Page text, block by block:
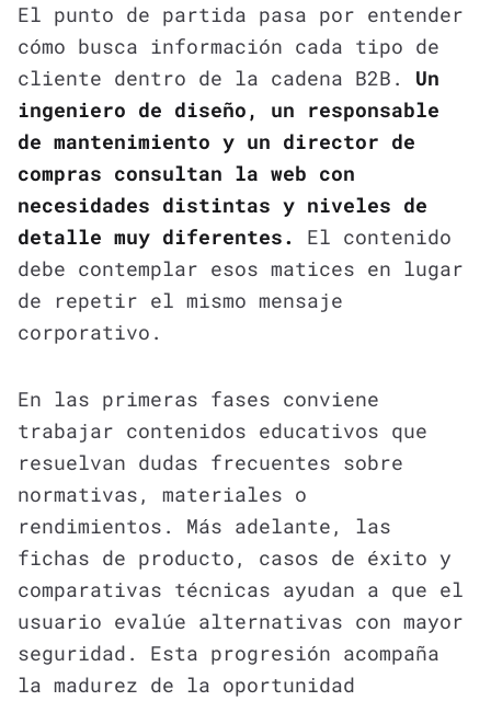
El punto de partida pasa por entender
cómo busca información cada tipo de
cliente dentro de la cadena B2B. Un
ingeniero de diseño, un responsable
de mantenimiento y un director de
compras consultan la web con
necesidades distintas y niveles de
detalle muy diferentes.
El contenido
debe contemplar esos matices en lugar
de repetir el mismo mensaje
corporativo.
En las primeras fases conviene
trabajar contenidos educativos que
resuelvan dudas frecuentes sobre
normativas, materiales o
rendimientos. Más adelante, las
fichas de producto, casos de éxito y
comparativas técnicas ayudan a que el
usuario evalúe alternativas con mayor
seguridad. Esta progresión acompaña
la madurez de la oportunidad